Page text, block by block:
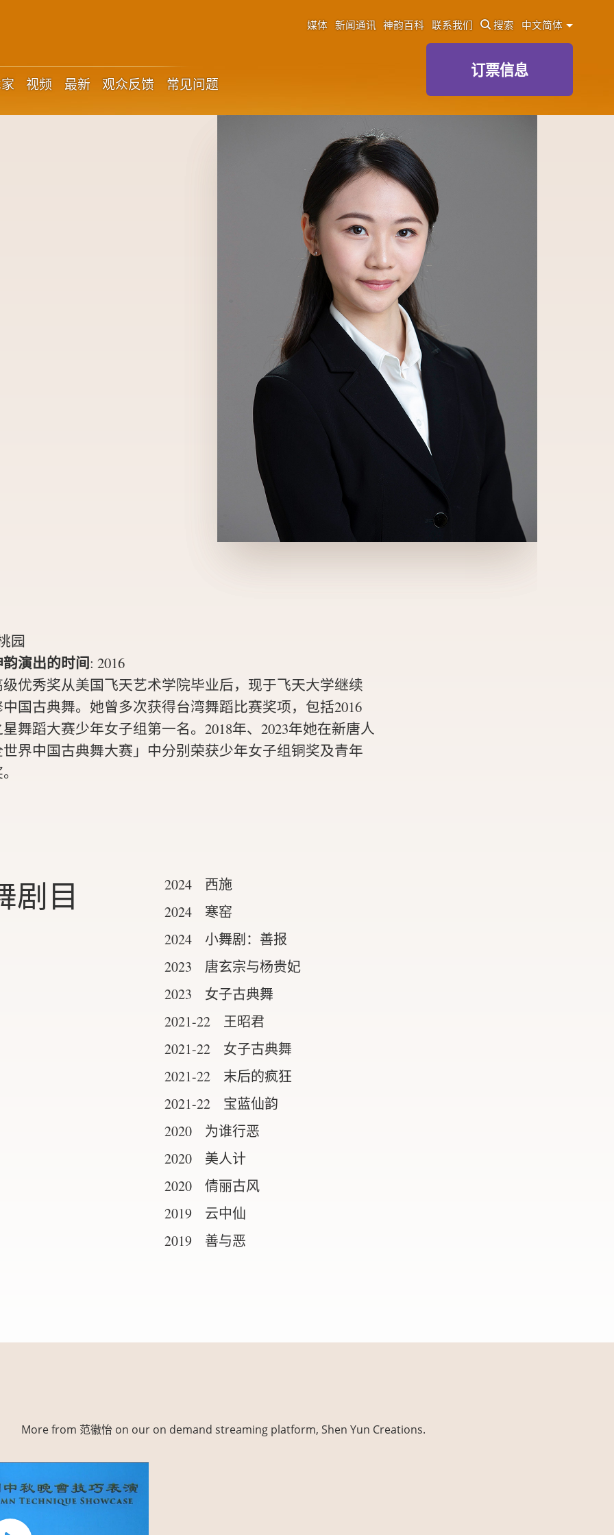
视频 最新 观众反馈 常见问题
媒体 新闻通讯 神韵百科 联系我们 搜索 中文简体
订票信息
园
演出的时间: 2016
优秀奖从美国飞天艺术学院毕业后，现于飞天大学继续
国古典舞。她曾多次获得台湾舞蹈比赛奖项，包括2016
舞蹈大赛少年女子组第一名。2018年、2023年她在新唐人
界中国古典舞大赛」中分别荣获少年女子组铜奖及青年
剧目
2024 西施
2024 寒窑
2024 小舞剧：善报
2023 唐玄宗与杨贵妃
2023 女子古典舞
2021-22 王昭君
2021-22 女子古典舞
2021-22 末后的疯狂
2021-22 宝蓝仙韵
2020 为谁行恶
2020 美人计
2020 倩丽古风
2019 云中仙
2019 善与恶
More from 范徽怡 on our on demand streaming platform, Shen Yun Creations.